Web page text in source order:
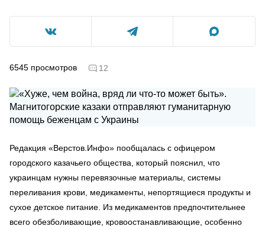
6545 просмотров 12
Редакция «Верстов.Инфо» пообщалась с офицером
городского казачьего общества, который пояснил, что
украинцам нужны перевязочные материалы, системы
переливания крови, медикаменты, непортящиеся продукты и
сухое детское питание. Из медикаментов предпочтительнее
всего обезболивающие, кровоостанавливающие, особенно